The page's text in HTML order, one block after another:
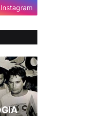
Instagram